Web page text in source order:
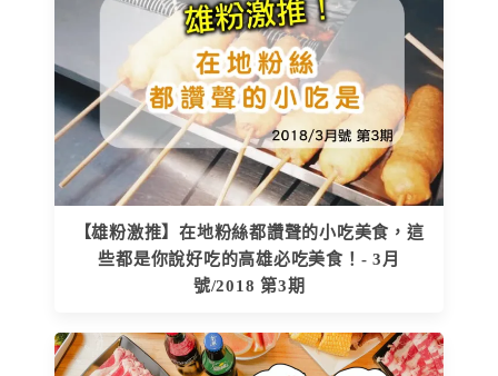
【雄粉激推】在地粉絲都讚聲的小吃美食，這
些都是你說好吃的高雄必吃美食！- 3月
號/2018 第3期